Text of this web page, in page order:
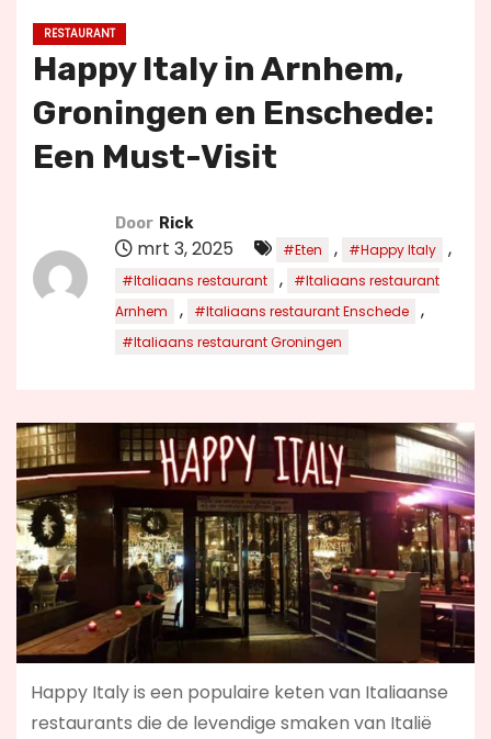
RESTAURANT
Happy Italy in Arnhem,
Groningen en Enschede:
Een Must-Visit
Door Rick
mrt 3, 2025 #Eten , #Happy Italy ,
#Italiaans restaurant ,
#Italiaans restaurant
Arnhem
, #Italiaans restaurant Enschede ,
#Italiaans restaurant Groningen
Happy Italy is een populaire keten van Italiaanse
restaurants die de levendige smaken van Italië